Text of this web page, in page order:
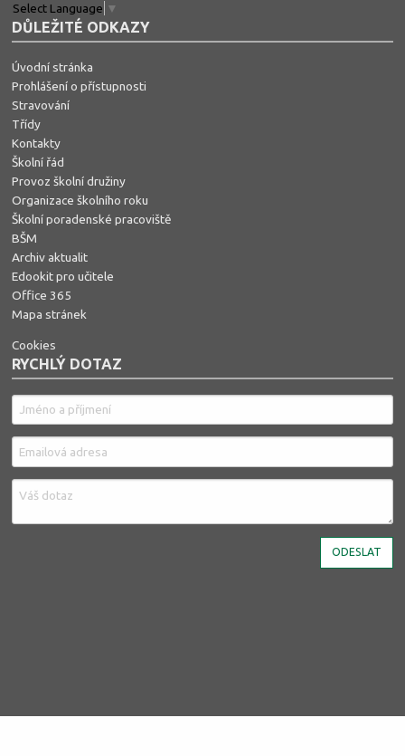
Select Language ▼
DŮLEŽITÉ ODKAZY
Úvodní stránka
Prohlášení o přístupnosti
Stravování
Třídy
Kontakty
Školní řád
Provoz školní družiny
Organizace školního roku
Školní poradenské pracoviště
BŠM
Archiv aktualit
Edookit pro učitele
Office 365
Mapa stránek
Cookies
RYCHLÝ DOTAZ